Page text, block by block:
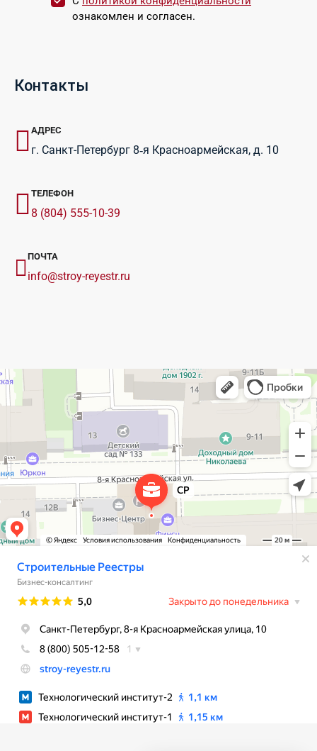
ознакомлен и согласен.
Контакты
АДРЕС
г. Санкт-Петербург 8‑я Красноармейская, д. 10
ТЕЛЕФОН
8 (804) 555-10-39
ПОЧТА
info@stroy-reyestr.ru